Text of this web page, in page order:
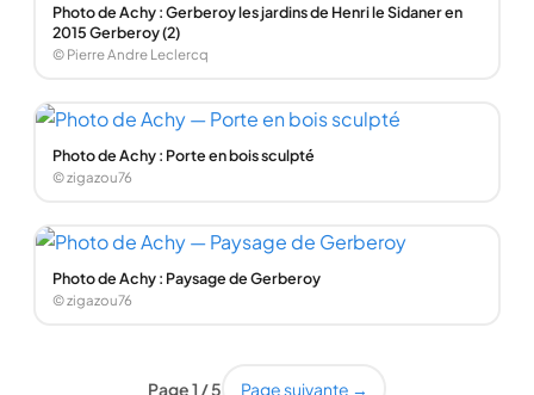
Photo de Achy : Gerberoy les jardins de Henri le Sidaner en
2015 Gerberoy (2)
© Pierre Andre Leclercq
Photo de Achy : Porte en bois sculpté
© zigazou76
Photo de Achy : Paysage de Gerberoy
© zigazou76
Page 1 / 5 Page suivante →